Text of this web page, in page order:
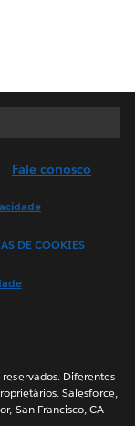
Fale conosco
DE COOKIES
Diferentes
Salesforce,
San Francisco, CA